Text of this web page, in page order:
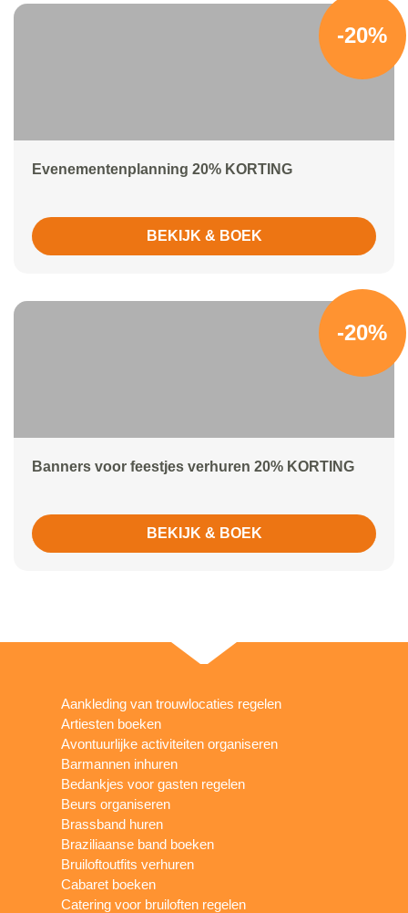
-20%
Evenementenplanning 20% KORTING
BEKIJK & BOEK
-20%
Banners voor feestjes verhuren 20% KORTING
BEKIJK & BOEK
Aankleding van trouwlocaties regelen
Artiesten boeken
Avontuurlijke activiteiten organiseren
Barmannen inhuren
Bedankjes voor gasten regelen
Beurs organiseren
Brassband huren
Braziliaanse band boeken
Bruiloftoutfits verhuren
Cabaret boeken
Catering voor bruiloften regelen